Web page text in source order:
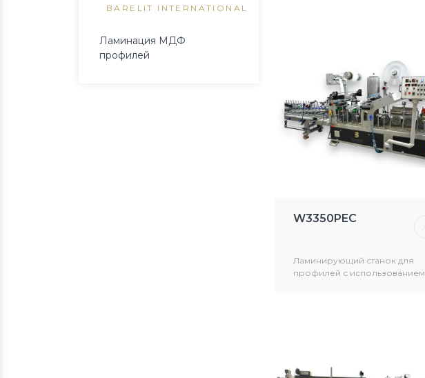
BARELIT INTERNATIONAL
Ламинация МДФ
профилей
W3350PEC
Ламинирующий станок для
профилей с использованием